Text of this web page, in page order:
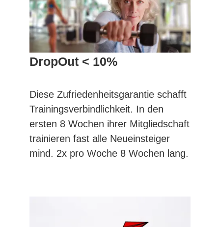
DropOut < 10%
Diese Zufriedenheitsgarantie schafft
Trainingsverbindlichkeit. In den
ersten 8 Wochen ihrer Mitgliedschaft
trainieren fast alle Neueinsteiger
mind. 2x pro Woche 8 Wochen lang.